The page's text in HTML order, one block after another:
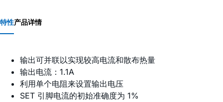
特性产品详情
输出可并联以实现较高电流和散布热量
输出电流：1.1A
利用单个电阻来设置输出电压
SET 引脚电流的初始准确度为 1%